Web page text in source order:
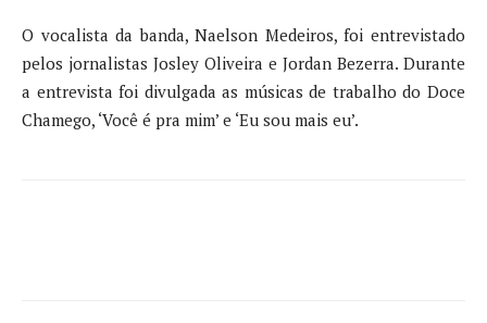
O vocalista da banda, Naelson Medeiros, foi entrevistado
pelos jornalistas Josley Oliveira e Jordan Bezerra. Durante
a entrevista foi divulgada as músicas de trabalho do Doce
Chamego, ‘Você é pra mim’ e ‘Eu sou mais eu’.